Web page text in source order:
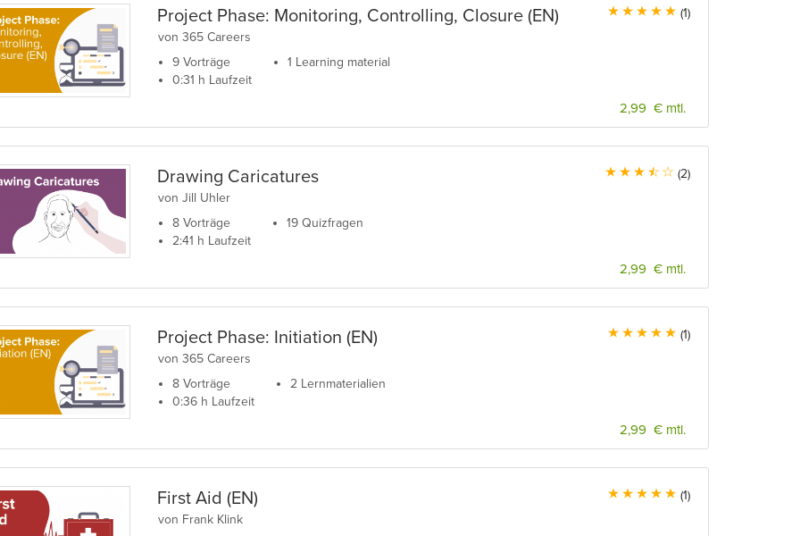
Project Phase: Monitoring, Controlling, Closure (EN)
von 365 Careers
9 Vorträge
0:31 h Laufzeit
1 Learning material
(1)
2,99 € mtl.
Drawing Caricatures
von Jill Uhler
8 Vorträge
2:41 h Laufzeit
19 Quizfragen
(2)
2,99 € mtl.
Project Phase: Initiation (EN)
von 365 Careers
8 Vorträge
0:36 h Laufzeit
2 Lernmaterialien
(1)
2,99 € mtl.
First Aid (EN)
von Frank Klink
(1)